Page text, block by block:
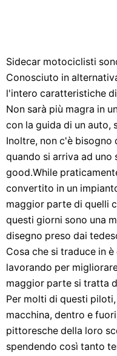
Sidecar motociclisti
Conosciuto in
l'intero caratteristiche
Non sarà più magra in
con la guida di un auto,
Inoltre, non c'è bisogno
quando si arriva ad uno
good.While
convertito in un
maggior parte di quelli
questi giorni sono una
disegno preso dai
Cosa che si traduce in
lavorando per
maggior parte si tratta
Per molti di questi
macchina, dentro e
pittoresche della loro
spendendo così tanto